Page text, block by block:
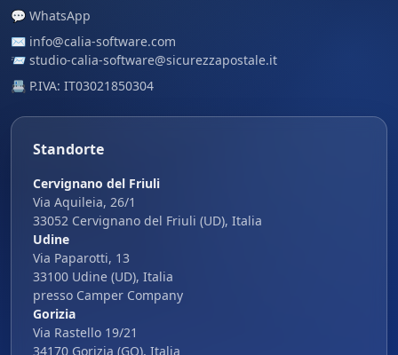
💬 WhatsApp
✉️ info@calia-software.com
📨 studio-calia-software@sicurezzapostale.it
📇 P.IVA: IT03021850304
Standorte
Cervignano del Friuli
Via Aquileia, 26/1
33052 Cervignano del Friuli (UD), Italia
Udine
Via Paparotti, 13
33100 Udine (UD), Italia
presso Camper Company
Gorizia
Via Rastello 19/21
34170 Gorizia (GO), Italia